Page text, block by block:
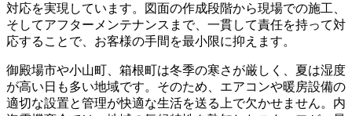
対応を実現しています。図面の作成段階から現場での施工、
そしてアフターメンテナンスまで、一貫して責任を持って対
応することで、お客様の手間を最小限に抑えます。
御殿場市や小山町、箱根町は冬季の寒さが厳しく、夏は湿度
が高い日も多い地域です。そのため、エアコンや暖房設備の
適切な設置と管理が快適な生活を送る上で欠かせません。内